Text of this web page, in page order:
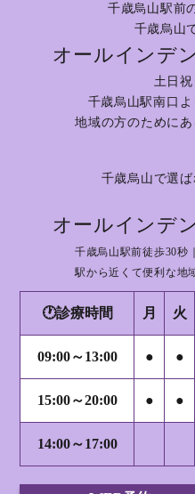
千歳烏山駅前
千歳烏山
オールインデ
土日祝
千歳烏山駅南口
地域の方のためにあ
千歳烏山で選
オールインデ
千歳烏山駅前徒歩30秒
駅から近くて便利な地
🕐診療時間 月 火
09:00～13:00 ● ●
15:00～20:00 ● ●
14:00～17:00